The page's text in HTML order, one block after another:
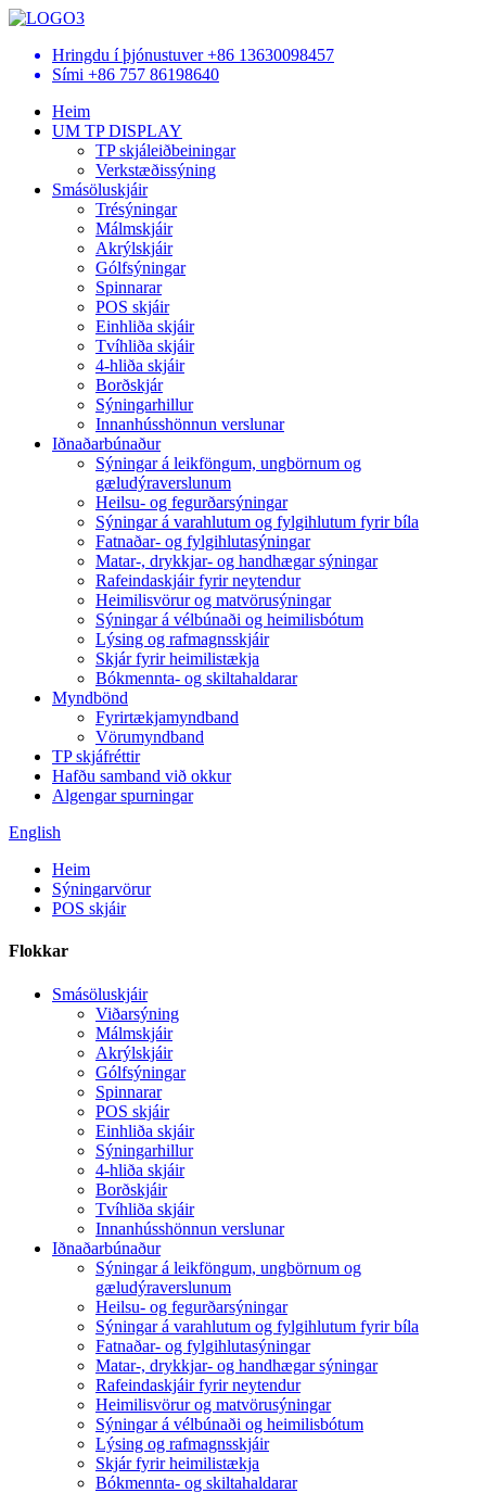
Hringdu í þjónustuver +86 13630098457
Sími +86 757 86198640
Heim
UM TP DISPLAY
TP skjáleiðbeiningar
Verkstæðissýning
Smásöluskjáir
Trésýningar
Málmskjáir
Akrýlskjáir
Gólfsýningar
Spinnarar
POS skjáir
Einhliða skjáir
Tvíhliða skjáir
4-hliða skjáir
Borðskjár
Sýningarhillur
Innanhússhönnun verslunar
Iðnaðarbúnaður
Sýningar á leikföngum, ungbörnum og
gæludýraverslunum
Heilsu- og fegurðarsýningar
Sýningar á varahlutum og fylgihlutum fyrir bíla
Fatnaðar- og fylgihlutasýningar
Matar-, drykkjar- og handhægar sýningar
Rafeindaskjáir fyrir neytendur
Heimilisvörur og matvörusýningar
Sýningar á vélbúnaði og heimilisbótum
Lýsing og rafmagnsskjáir
Skjár fyrir heimilistækja
Bókmennta- og skiltahaldarar
Myndbönd
Fyrirtækjamyndband
Vörumyndband
TP skjáfréttir
Hafðu samband við okkur
Algengar spurningar
English
Heim
Sýningarvörur
POS skjáir
Flokkar
Smásöluskjáir
Viðarsýning
Málmskjáir
Akrýlskjáir
Gólfsýningar
Spinnarar
POS skjáir
Einhliða skjáir
Sýningarhillur
4-hliða skjáir
Borðskjáir
Tvíhliða skjáir
Innanhússhönnun verslunar
Iðnaðarbúnaður
Sýningar á leikföngum, ungbörnum og
gæludýraverslunum
Heilsu- og fegurðarsýningar
Sýningar á varahlutum og fylgihlutum fyrir bíla
Fatnaðar- og fylgihlutasýningar
Matar-, drykkjar- og handhægar sýningar
Rafeindaskjáir fyrir neytendur
Heimilisvörur og matvörusýningar
Sýningar á vélbúnaði og heimilisbótum
Lýsing og rafmagnsskjáir
Skjár fyrir heimilistækja
Bókmennta- og skiltahaldarar